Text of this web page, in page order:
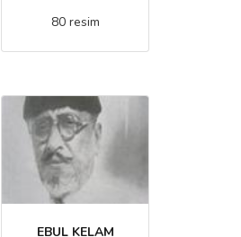
80 resim
EBUL KELAM